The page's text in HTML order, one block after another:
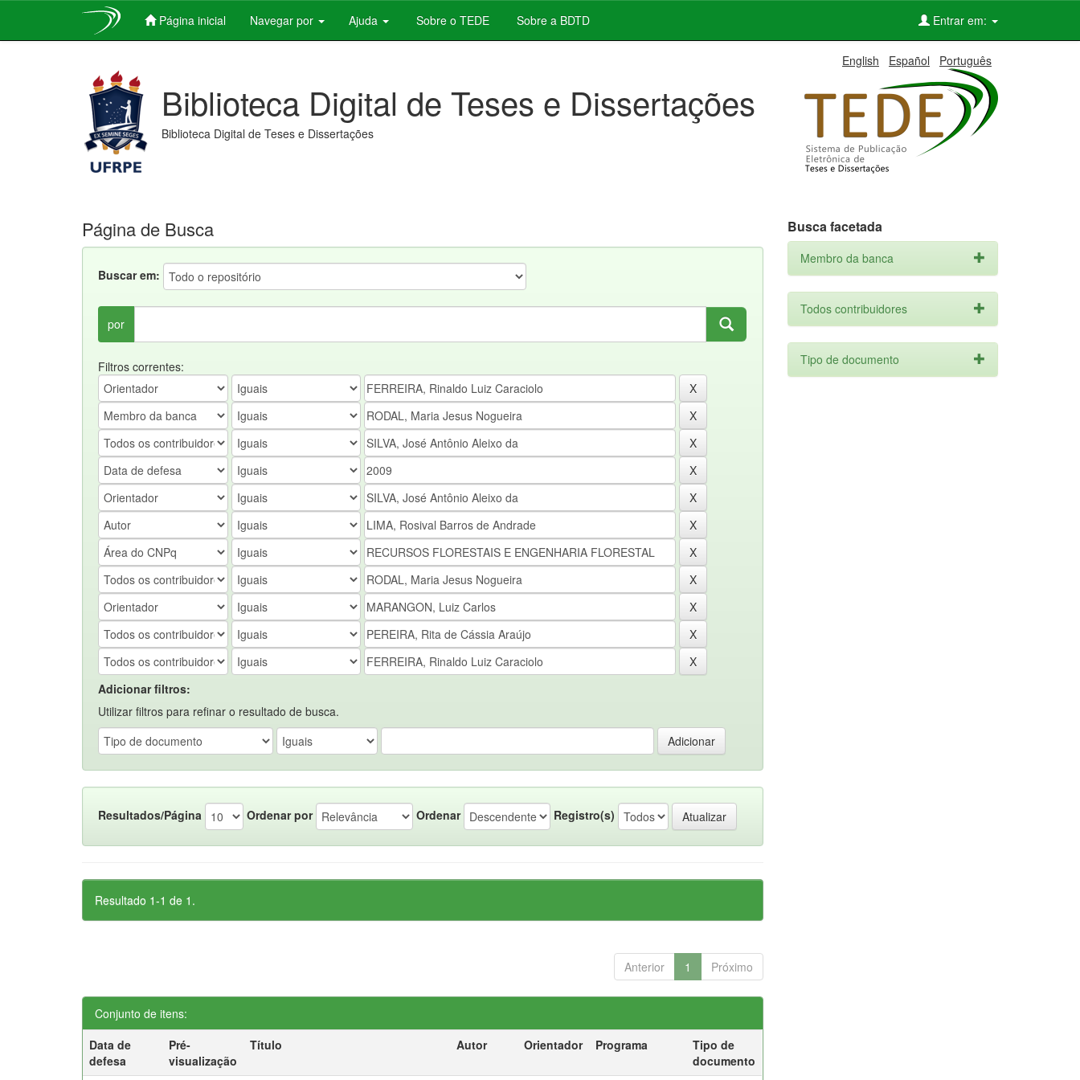
Página inicial Navegar por Ajuda Sobre o TEDE Sobre a BDTD Entrar em:
English Español Português
Biblioteca Digital de Teses e Dissertações
Biblioteca Digital de Teses e Dissertações
Página de Busca
Buscar em:
por
Filtros correntes:
Adicionar filtros:
Utilizar filtros para refinar o resultado de busca.
Resultados/Página Ordenar por Ordenar Registro(s)
Resultado 1-1 de 1.
Anterior 1 Próximo
Conjunto de itens:
Data de
defesa
Pré-
visualização
Título Autor Orientador Programa
Tipo de
documento
Busca facetada
Membro da banca
Todos contribuidores
Tipo de documento